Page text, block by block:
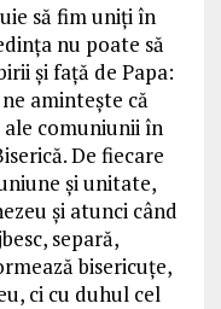
să fim uniţi în
nu poate să
şi faţă de Papa:
amintește că
comuniunii în
De fiecare
și unitate,
și atunci când
separă,
bisericuțe,
ci cu duhul cel